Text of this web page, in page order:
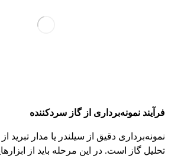
فرآیند نمونه‌برداری از گاز سردکننده
نمونه‌برداری دقیق از سیلندر یا مدار تبرید
تحلیل گاز است. در این مرحله باید از